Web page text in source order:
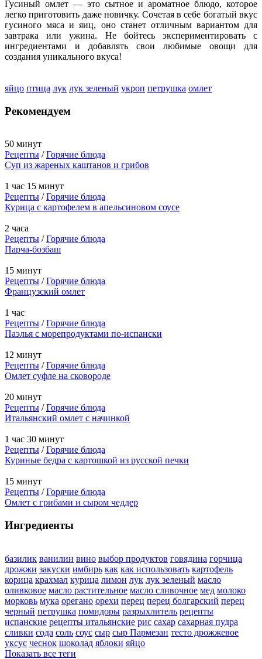
Гусиный омлет — это сытное и ароматное блюдо, которое
легко приготовить даже новичку. Сочетая в себе богатый вкус
гусиного мяса и яиц, оно станет отличным вариантом для
завтрака или ужина. Не бойтесь экспериментировать с
ингредиентами и добавлять свои любимые овощи для
создания уникального вкуса!
яйцо птица лук лук зеленый укроп петрушка омлет
Рекомендуем
50 минут
Рецепты /Горячие блюда
Суп из жареных каштанов и грибов
1 час 15 минут
Рецепты /Горячие блюда
Курица с картофелем в апельсиновом соусе
2 часа
Рецепты /Горячие блюда
Парча-бозбаш
15 минут
Рецепты /Горячие блюда
Французский омлет
1 час
Рецепты /Горячие блюда
Паэлья с морепродуктами по-испански
12 минут
Рецепты /Горячие блюда
Омлет суфле на сковороде
20 минут
Рецепты /Горячие блюда
Итальянский омлет с начинкой
1 час 30 минут
Рецепты /Горячие блюда
Куриные бедра с картошкой из русской печки
15 минут
Рецепты /Горячие блюда
Омлет с грибами и сыром чеддер
Ингредиенты
базилик ванилин вино выбор продуктов говядина горчица
дрожжи закуски имбирь как как использовать картофель
корица крахмал курица лимон лук лук зеленый масло
оливковое масло растительное масло сливочное мед молоко
морковь мука орегано орехи перец перец болгарский перец
черный петрушка помидоры разрыхлитель рецепты
испанские рецепты итальянские рис сахар сахарная пудра
сливки сода соль соус сыр сыр Пармезан тесто дрожжевое
уксус чеснок шоколад яблоки яйцо
Показать все теги